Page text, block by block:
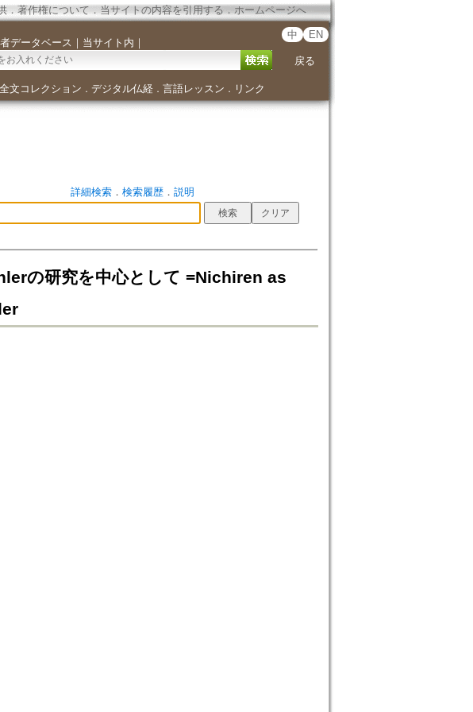
． 著作権について．当サイトの内容を引用する ． ホームページへ
データベース ｜ 当サイト内 ｜
中 EN
戻る
全文コレクション ． デジタル仏経． 言語レッスン ． リンク
詳細検索． 検索履歴． 説明
の研究を中心として =Nichiren as